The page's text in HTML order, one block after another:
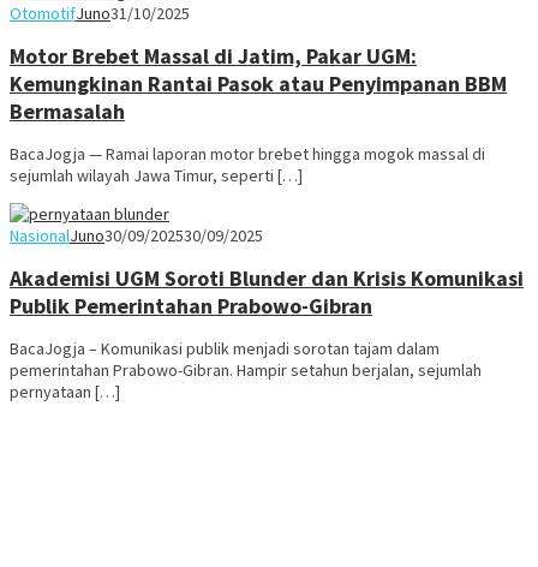
OtomotifJuno31/10/2025
Motor Brebet Massal di Jatim, Pakar UGM:
Kemungkinan Rantai Pasok atau Penyimpanan BBM
Bermasalah
BacaJogja — Ramai laporan motor brebet hingga mogok massal di
sejumlah wilayah Jawa Timur, seperti […]
NasionalJuno30/09/202530/09/2025
Akademisi UGM Soroti Blunder dan Krisis Komunikasi
Publik Pemerintahan Prabowo-Gibran
BacaJogja – Komunikasi publik menjadi sorotan tajam dalam
pemerintahan Prabowo-Gibran. Hampir setahun berjalan, sejumlah
pernyataan […]